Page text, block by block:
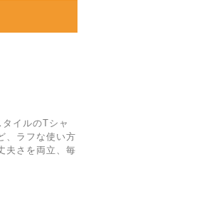
イルのTシャ
、ラフな使い方
夫さを両立、毎